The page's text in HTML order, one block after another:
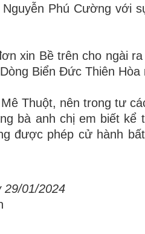
Phú Cường với
xin Bề trên cho ngài
Biển Đức Thiên Hòa
Thuột, nên trong tư
bà anh chị em biết kể t
được phép cử hành
29/01/2024